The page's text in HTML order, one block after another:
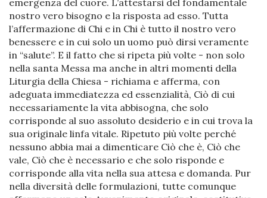
nostro vero bisogno e la risposta ad esso. Tutta
l’affermazione di Chi e in Chi è tutto il nostro vero
benessere e in cui solo un uomo può dirsi veramente
in “salute”. E il fatto che si ripeta più volte - non solo
nella santa Messa ma anche in altri momenti della
Liturgia della Chiesa - richiama e afferma, con
adeguata immediatezza ed essenzialità, Ciò di cui
necessariamente la vita abbisogna, che solo
corrisponde al suo assoluto desiderio e in cui trova la
sua originale linfa vitale. Ripetuto più volte perché
nessuno abbia mai a dimenticare Ciò che è, Ciò che
vale, Ciò che è necessario e che solo risponde e
corrisponde alla vita nella sua attesa e domanda. Pur
nella diversità delle formulazioni, tutte comunque